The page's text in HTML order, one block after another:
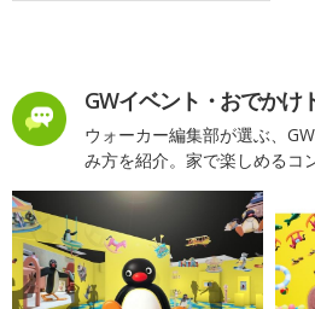
GWイベント・おでかけ
ウォーカー編集部が選ぶ、
み方を紹介。家で楽しめるコ